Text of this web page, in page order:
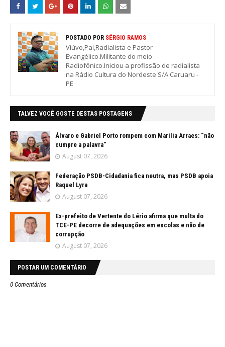
POSTADO POR SÉRGIO RAMOS
Viúvo,Pai,Radialista e Pastor
Evangélico.Militante do meio
Radiofônico.Iniciou a profissão de radialista
na Rádio Cultura do Nordeste S/A Caruaru -
PE
TALVEZ VOCÊ GOSTE DESTAS POSTAGENS
Álvaro e Gabriel Porto rompem com Marília Arraes: “não
cumpre a palavra”
August 07, 2026
Federação PSDB-Cidadania fica neutra, mas PSDB apoia
Raquel Lyra
August 07, 2026
Ex-prefeito de Vertente do Lério afirma que multa do
TCE-PE decorre de adequações em escolas e não de
corrupção
August 07, 2026
POSTAR UM COMENTÁRIO
0 Comentários